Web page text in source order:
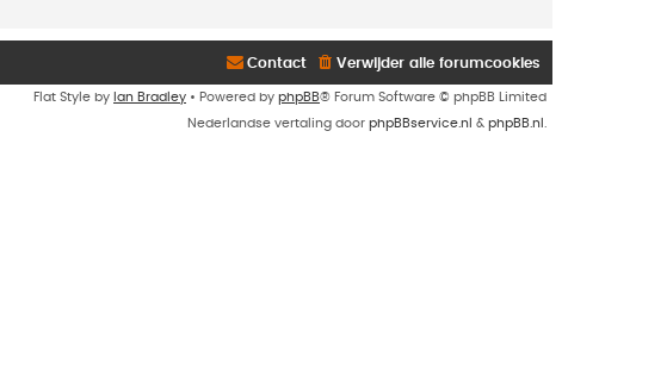
Verwijder alle forumcookies
Contact
Flat Style by Ian Bradley • Powered by phpBB® Forum Software © phpBB Limited
Nederlandse vertaling door phpBBservice.nl & phpBB.nl